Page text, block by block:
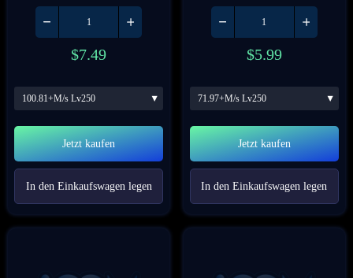
$7.49
100.81+M/s Lv250
Jetzt kaufen
In den Einkaufswagen legen
$5.99
71.97+M/s Lv250
Jetzt kaufen
In den Einkaufswagen legen